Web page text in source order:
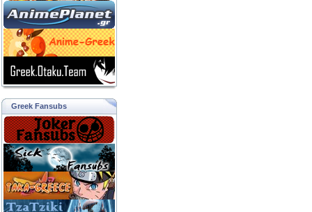
Greek Fansubs